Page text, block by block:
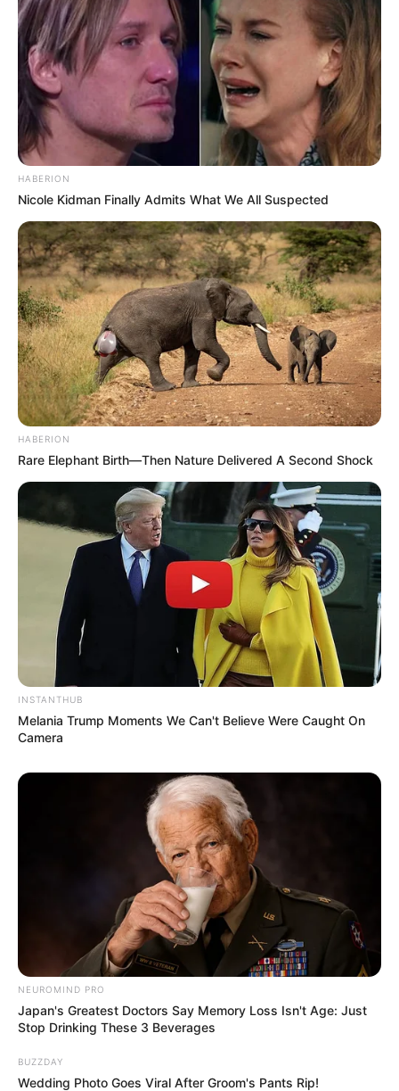
Serem! 9 Chat Ojek Online &
Pelanggan Ini Bikin Auto
Merinding
Bikin Ngakak, 10 Potret
Cosplay Murah Pakai Bahan
Seadanya
Anti Mainstream, 10 Cara
Membawa Barang Belanjaan
Versi Warga Thailand
HABERION
Nicole Kidman Finally Admits What We All Suspected
HABERION
Rare Elephant Birth—Then Nature Delivered A Second Shock
INSTANTHUB
Melania Trump Moments We Can't Believe Were Caught On
Camera
NEUROMIND PRO
Japan's Greatest Doctors Say Memory Loss Isn't Age: Just
Stop Drinking These 3 Beverages
BUZZDAY
Wedding Photo Goes Viral After Groom's Pants Rip!